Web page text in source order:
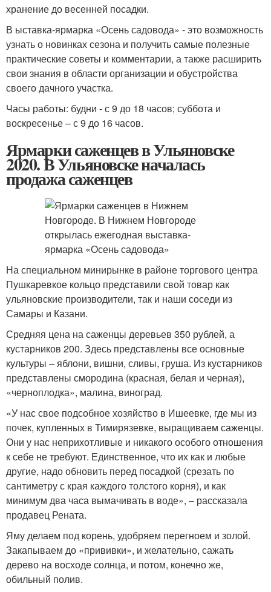
хранение до весенней посадки.
В ыставка-ярмарка «Осень садовода» - это возможность
узнать о новинках сезона и получить самые полезные
практические советы и комментарии, а также расширить
свои знания в области организации и обустройства
своего дачного участка.
Часы работы: будни - с 9 до 18 часов; суббота и
воскресенье – с 9 до 16 часов.
Ярмарки саженцев в Ульяновске
2020. В Ульяновске началась
продажа саженцев
На специальном минирынке в районе торгового центра
Пушкаревкое кольцо представили свой товар как
ульяновские производители, так и наши соседи из
Самары и Казани.
Средняя цена на саженцы деревьев 350 рублей, а
кустарников 200. Здесь представлены все основные
культуры – яблони, вишни, сливы, груша. Из кустарников
представлены смородина (красная, белая и черная),
«черноплодка», малина, виноград.
«У нас свое подсобное хозяйство в Ишеевке, где мы из
почек, купленных в Тимирязевке, выращиваем саженцы.
Они у нас неприхотливые и никакого особого отношения
к себе не требуют. Единственное, что их как и любые
другие, надо обновить перед посадкой (срезать по
сантиметру с края каждого толстого корня), и как
минимум два часа вымачивать в воде», – рассказала
продавец Рената.
Яму делаем под корень, удобряем перегноем и золой.
Закапываем до «прививки», и желательно, сажать
дерево на восходе солнца, и потом, конечно же,
обильный полив.